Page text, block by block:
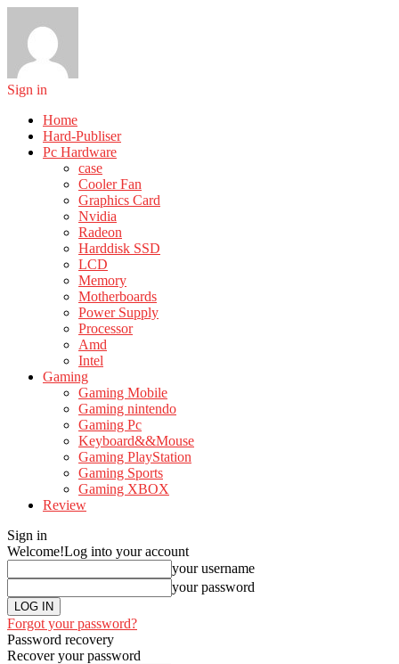
Sign in
Home
Hard-Publiser
Pc Hardware
case
Cooler Fan
Graphics Card
Nvidia
Radeon
Harddisk SSD
LCD
Memory
Motherboards
Power Supply
Processor
Amd
Intel
Gaming
Gaming Mobile
Gaming nintendo
Gaming Pc
Keyboard&&Mouse
Gaming PlayStation
Gaming Sports
Gaming XBOX
Review
Sign in
Welcome!Log into your account
your username
your password
Forgot your password?
Password recovery
Recover your password